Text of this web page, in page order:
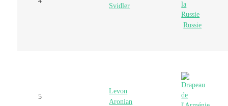
Svidler
Russie
5
Levon
Aronian